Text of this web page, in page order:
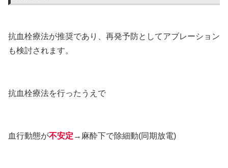
抗血栓療法が推奨であり、再発予防としてアブレーション
も検討されます。
抗血栓療法を行ったうえで
血行動態が不安定 →麻酔下で除細動(同期放電)